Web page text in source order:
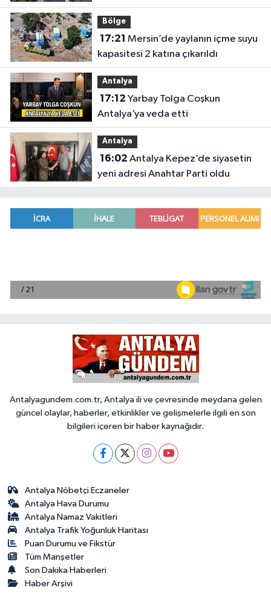
Bölge
17:21
kapasitesi 2 katına çıkarıldı
Antalya
17:12
Antalya’ya veda etti
Antalya
16:02
yeni adresi Anahtar Parti oldu
Antalyagundem.com.tr, Antalya ili ve çevresinde meydana gelen
güncel olaylar, haberler, etkinlikler ve gelişmelerle ilgili en son
bilgileri içeren bir haber kaynağıdır.
Antalya Nöbetçi Eczaneler
Antalya Hava Durumu
Antalya Namaz Vakitleri
Antalya Trafik Yoğunluk Haritası
Puan Durumu ve Fikstür
Tüm Manşetler
Son Dakika Haberleri
Haber Arşivi